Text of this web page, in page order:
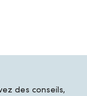
des conseils,